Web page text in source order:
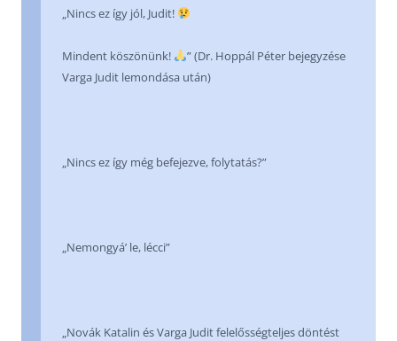
„Nincs ez így jól, Judit!
Mindent köszönünk!
” (Dr. Hoppál Péter bejegyzése
Varga Judit lemondása után)
„Nincs ez így még befejezve, folytatás?”
„Nemongyá’ le, lécci”
„Novák Katalin és Varga Judit felelősségteljes döntést